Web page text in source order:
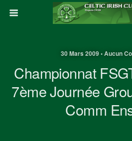
30 Mars 2009 • Aucun
Championnat
7ème Journée
Comm